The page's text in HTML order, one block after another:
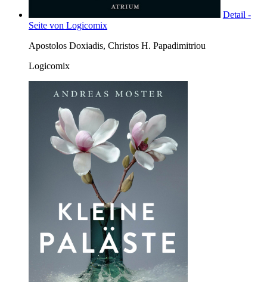
Detail -
Seite von Logicomix
Apostolos Doxiadis, Christos H. Papadimitriou
Logicomix